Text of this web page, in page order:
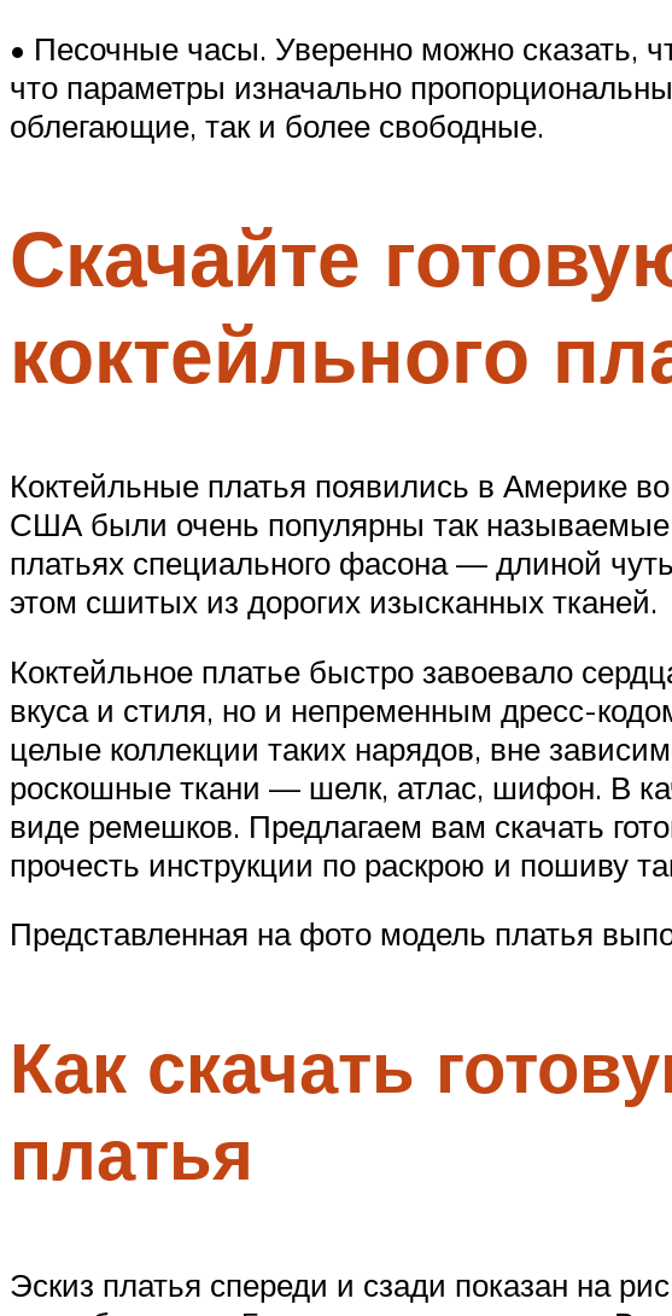
• Песочные часы. Уверенно можно сказать,
что параметры изначально
облегающие, так и более свободные.
Скачайте
коктейльного
Коктейльные платья появились в Америке
США были очень популярны так называемые
платьях специального фасона — длиной
этом сшитых из дорогих изысканных тканей.
Коктейльное платье быстро завоевало
вкуса и стиля, но и непременным дресс-
целые коллекции таких нарядов, вне
роскошные ткани — шелк, атлас, шифон. В
виде ремешков. Предлагаем вам скачать
прочесть инструкции по раскрою и пошиву
Представленная на фото модель платья
Как скачать
платья
Эскиз платья спереди и сзади показан на